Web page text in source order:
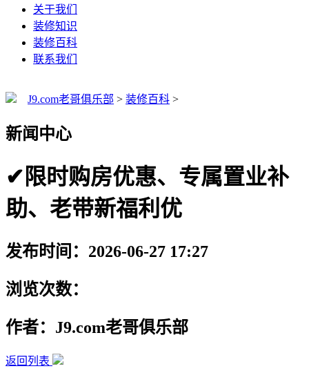
关于我们
装修知识
装修百科
联系我们
J9.com老哥俱乐部 > 装修百科 >
新闻中心
✔限时购房优惠、专属置业补
助、老带新福利优
发布时间：2026-06-27 17:27
浏览次数：
作者：J9.com老哥俱乐部
返回列表